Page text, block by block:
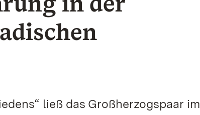
ließ das Großherzogspaar im